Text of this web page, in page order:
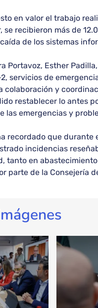
en valor el trabajo
se recibieron más de
de los sistemas
Portavoz, Esther
servicios de
colaboración y
restablecer lo antes
las emergencias y
recordado que
incidencias
tanto en
parte de la Consejería